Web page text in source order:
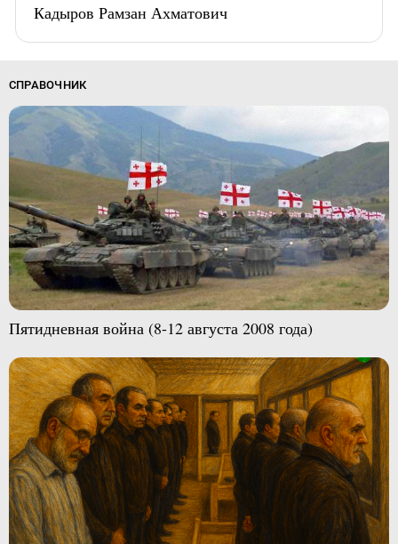
Кадыров Рамзан Ахматович
СПРАВОЧНИК
Пятидневная война (8-12 августа 2008 года)